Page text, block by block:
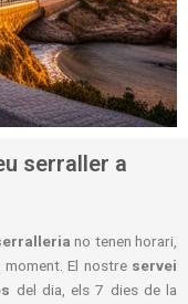
serraller a
no tenen horari,
moment. El nostre servei
del dia, els 7 dies de la